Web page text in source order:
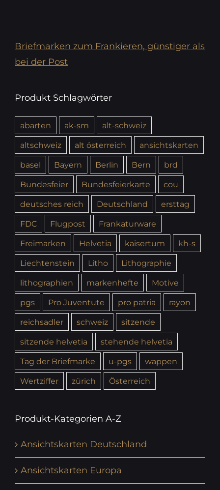
Briefmarken zum Frankieren, günstiger als
bei der Post
Produkt Schlagwörter
abarten ak-sm
alt-schweiz
altschweiz
alt österreich
ansichtskarten
basel
Bayern Berlin Bern
brd
Bundesfeier
Bundesfeierkarte
cou
deutsches reich
Deutschland
ersttag
FDC
Flugpost
Frankaturware
Freimarken
Helvetia kaisertum
kh-s
Liechtenstein
Litho
Lithographie
lithographien
markenhefte
Motive
pgs
Pro Juventute pro patria
rayon
reichsadler
schweiz
sitzende
sitzende helvetia
stehende helvetia
Tag der Briefmarke
u-pgs
wappen
Wertziffer
zürich Österreich
Produkt-Kategorien A-Z
Ansichtskarten Deutschland
Ansichtskarten Europa